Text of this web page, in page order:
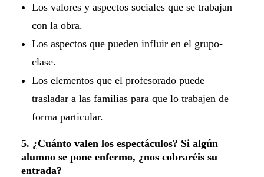
Los valores y aspectos sociales que se trabajan
con la obra.
Los aspectos que pueden influir en el grupo-
clase.
Los elementos que el profesorado puede
trasladar a las familias para que lo trabajen de
forma particular.
5. ¿Cuánto valen los espectáculos? Si algún
alumno se pone enfermo, ¿nos cobraréis su
entrada?